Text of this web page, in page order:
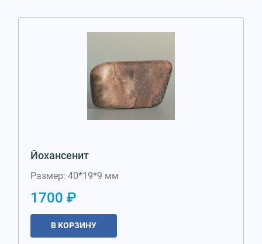
Йохансенит
Размер: 40*19*9 мм
1700 ₽
В КОРЗИНУ